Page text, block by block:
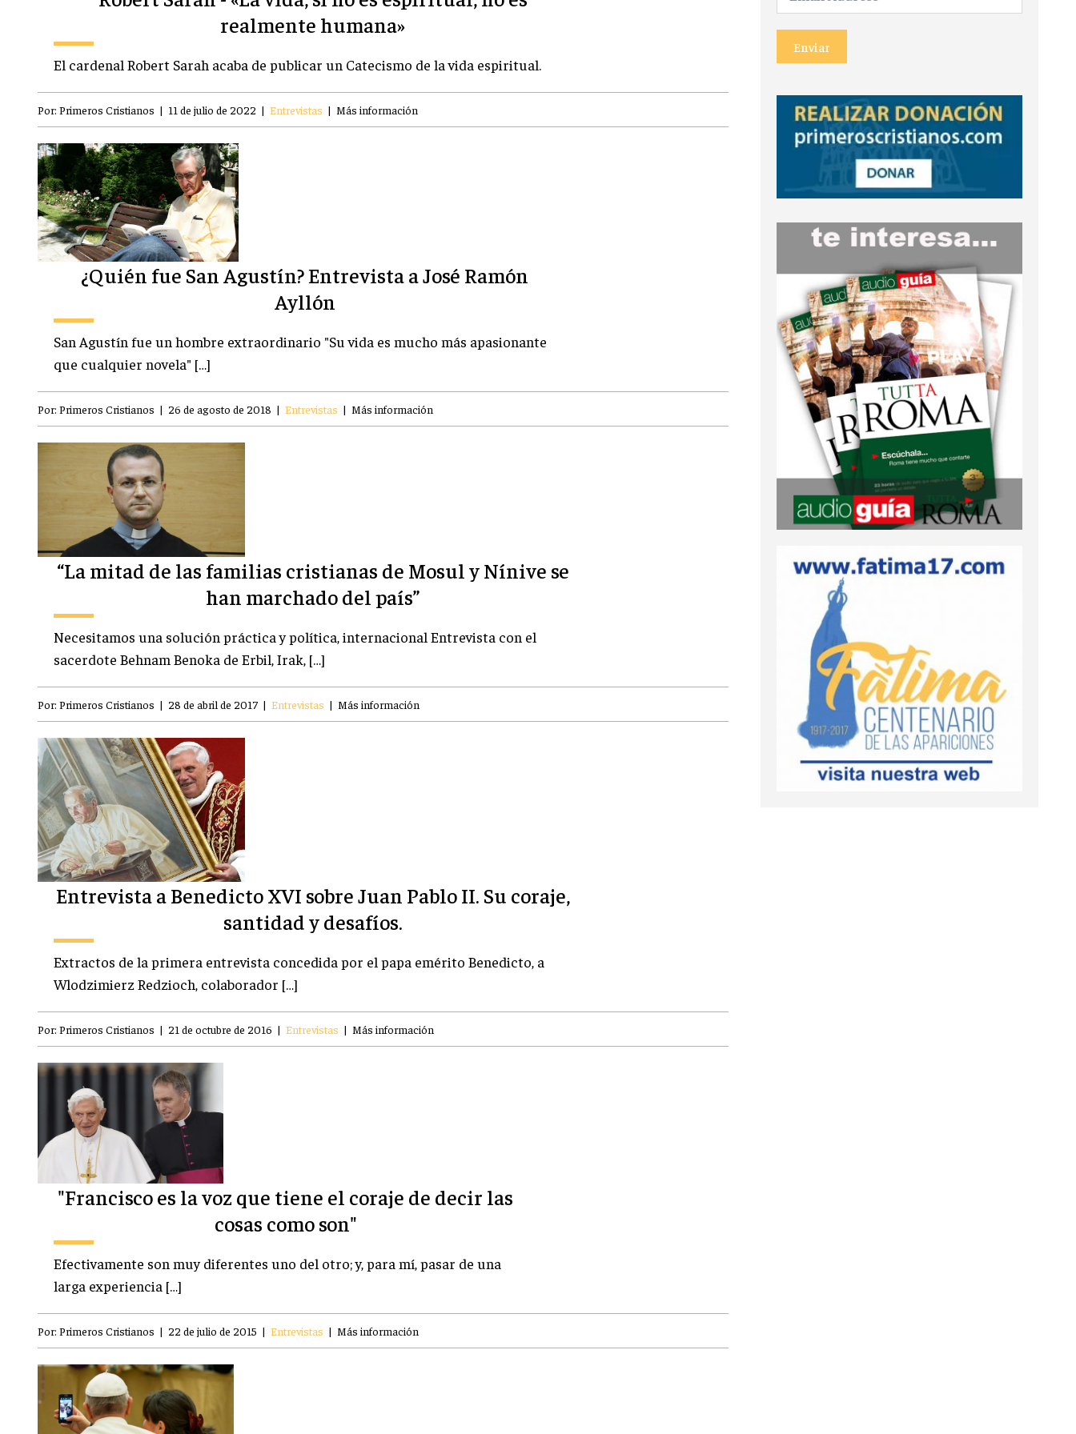
realmente humana»
El cardenal Robert Sarah acaba de publicar un Catecismo de la vida espiritual.
Por: Primeros Cristianos | 11 de julio de 2022 | Entrevistas | Más información
¿Quién fue San Agustín? Entrevista a José Ramón
Ayllón
San Agustín fue un hombre extraordinario "Su vida es mucho más apasionante
que cualquier novela" […]
Por: Primeros Cristianos | 26 de agosto de 2018 | Entrevistas | Más información
“La mitad de las familias cristianas de Mosul y Nínive se
han marchado del país”
Necesitamos una solución práctica y política, internacional Entrevista con el
sacerdote Behnam Benoka de Erbil, Irak, […]
Por: Primeros Cristianos | 28 de abril de 2017 | Entrevistas | Más información
Entrevista a Benedicto XVI sobre Juan Pablo II. Su coraje,
santidad y desafíos.
Extractos de la primera entrevista concedida por el papa emérito Benedicto, a
Wlodzimierz Redzioch, colaborador […]
Por: Primeros Cristianos | 21 de octubre de 2016 | Entrevistas | Más información
"Francisco es la voz que tiene el coraje de decir las
cosas como son"
Efectivamente son muy diferentes uno del otro; y, para mí, pasar de una
larga experiencia […]
Por: Primeros Cristianos | 22 de julio de 2015 | Entrevistas | Más información
Enviar